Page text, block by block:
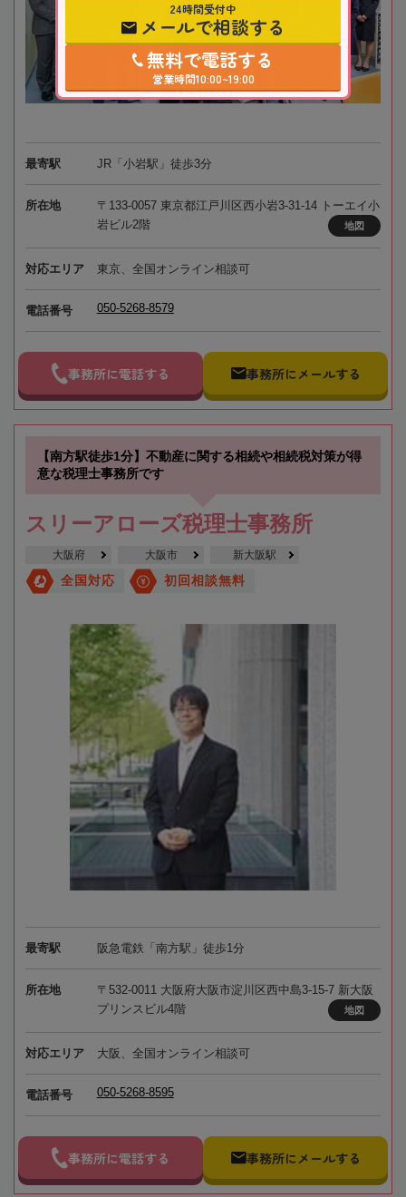
最寄駅 JR「小岩駅」徒歩3分
所在地
〒133-0057 東京都江戸川区西小岩3-31-14 トーエイ小
岩ビル2階
地図
対応エリア 東京、全国オンライン相談可
電話番号 050-5268-8579
事務所に電話する 事務所にメールする
【南方駅徒歩1分】不動産に関する相続や相続税対策が得
意な税理士事務所です
スリーアローズ税理士事務所
大阪府 大阪市 新大阪駅
全国対応 初回相談無料
最寄駅 阪急電鉄「南方駅」徒歩1分
所在地
〒532-0011 大阪府大阪市淀川区西中島3-15-7 新大阪
プリンスビル4階
地図
対応エリア 大阪、全国オンライン相談可
電話番号 050-5268-8595
事務所に電話する 事務所にメールする
24時間受付中
メールで相談する
無料で電話する
営業時間10:00~19:00